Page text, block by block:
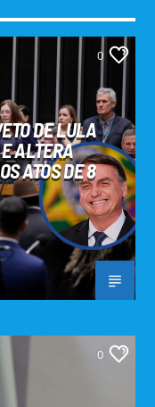
0
DE LULA
ALTERA
ATOS DE 8
0